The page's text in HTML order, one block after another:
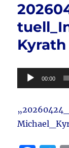
Kyrath
Audio-
Player
00:00